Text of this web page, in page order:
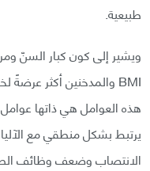
طبيعية.
ويشير إلى كون كبار السنّ
هذه العوامل هي ذاتها
يرتبط بشكل منطقي مع